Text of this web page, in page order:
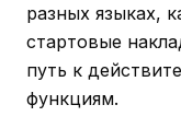
разных языках,
стартовые
путь к
функциям.